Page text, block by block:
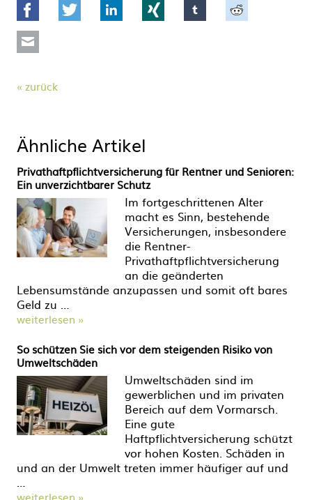
Facebook Twitter LinkedIn tumblr
zurück
Ähnliche Artikel
Privathaftpflichtversicherung für Rentner und Senioren:
Ein unverzichtbarer Schutz
Im fortgeschrittenen Alter
macht es Sinn, bestehende
Versicherungen, insbesondere
die Rentner-
Privathaftpflichtversicherung
an die geänderten
Lebensumstände anzupassen und somit oft bares
Geld zu …
weiterlesen »
So schützen Sie sich vor dem steigenden Risiko von
Umweltschäden
Umweltschäden sind im
gewerblichen und im privaten
Bereich auf dem Vormarsch.
Eine gute
Haftpflichtversicherung schützt
vor hohen Kosten. Schäden in
und an der Umwelt treten immer häufiger auf und
…